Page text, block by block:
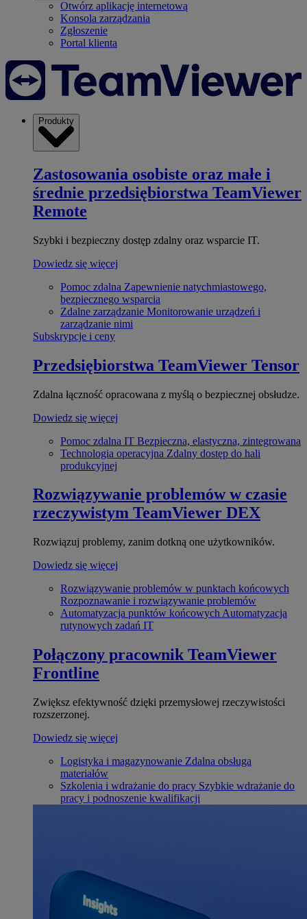
Otwórz aplikację internetową
Konsola zarządzania
Zgłoszenie
Portal klienta
Produkty
Zastosowania osobiste oraz małe i
średnie przedsiębiorstwa TeamViewer
Remote
Szybki i bezpieczny dostęp zdalny oraz wsparcie IT.
Dowiedz się więcej
Pomoc zdalna Zapewnienie natychmiastowego,
bezpiecznego wsparcia
Zdalne zarządzanie Monitorowanie urządzeń i
zarządzanie nimi
Subskrypcje i ceny
Przedsiębiorstwa TeamViewer Tensor
Zdalna łączność opracowana z myślą o bezpiecznej obsłudze.
Dowiedz się więcej
Pomoc zdalna IT Bezpieczna, elastyczna, zintegrowana
Technologia operacyjna Zdalny dostęp do hali
produkcyjnej
Rozwiązywanie problemów w czasie
rzeczywistym TeamViewer DEX
Rozwiązuj problemy, zanim dotkną one użytkowników.
Dowiedz się więcej
Rozwiązywanie problemów w punktach końcowych
Rozpoznawanie i rozwiązywanie problemów
Automatyzacja punktów końcowych Automatyzacja
rutynowych zadań IT
Połączony pracownik TeamViewer
Frontline
Zwiększ efektywność dzięki przemysłowej rzeczywistości
rozszerzonej.
Dowiedz się więcej
Logistyka i magazynowanie Zdalna obsługa
materiałów
Szkolenia i wdrażanie do pracy Szybkie wdrażanie do
pracy i podnoszenie kwalifikacji